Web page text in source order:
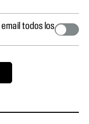
todos los